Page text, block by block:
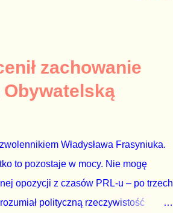
Andrzejowi Dudzie od początku (od
o jego władzę nad sądownictwem
Ziobro miał 100% władzy nad
zachowanie
Władysława Frasyniuka.
to pozostaje w mocy. Nie mogę
opozycji z czasów PRL-u – po trzech
polityczną rzeczywistość